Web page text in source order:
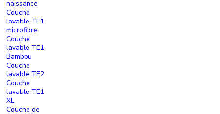
naissance
Couche
lavable TE1
microfibre
Couche
lavable TE1
Bambou
Couche
lavable TE2
Couche
lavable TE1
XL
Couche de